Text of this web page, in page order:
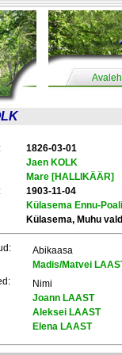
1826-03-01
Jaen KOLK
Mare [HALLIKÄÄR]
1903-11-04
Külasema Ennu-Poali
Külasema, Muhu
Abikaasa
Madis/Matvei
Nimi
Joann LAAST
Aleksei LAAST
Elena LAAST